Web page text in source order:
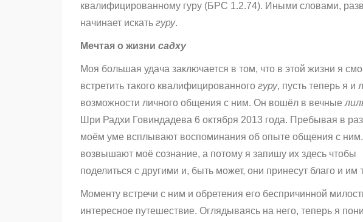
квалифицированному гуру (БРС 1.2.74). Иными словами,
начинает искать гуру.
Мечтая о жизни садху
Моя большая удача заключается в том, что в этой жизни я
встретить такого квалифицированного гуру, пусть теперь я и
возможности личного общения с ним. Он вошёл в вечные
Шри Радхи Говиндадева 6 октября 2013 года. Пребывая в
моём уме всплывают воспоминания об опыте общения с
возвышают моё сознание, а потому я запишу их здесь чтобы
поделиться с другими и, быть может, они принесут благо и им
Моменту встречи с ним и обретения его беспричинной
интересное путешествие. Оглядываясь на него, теперь я